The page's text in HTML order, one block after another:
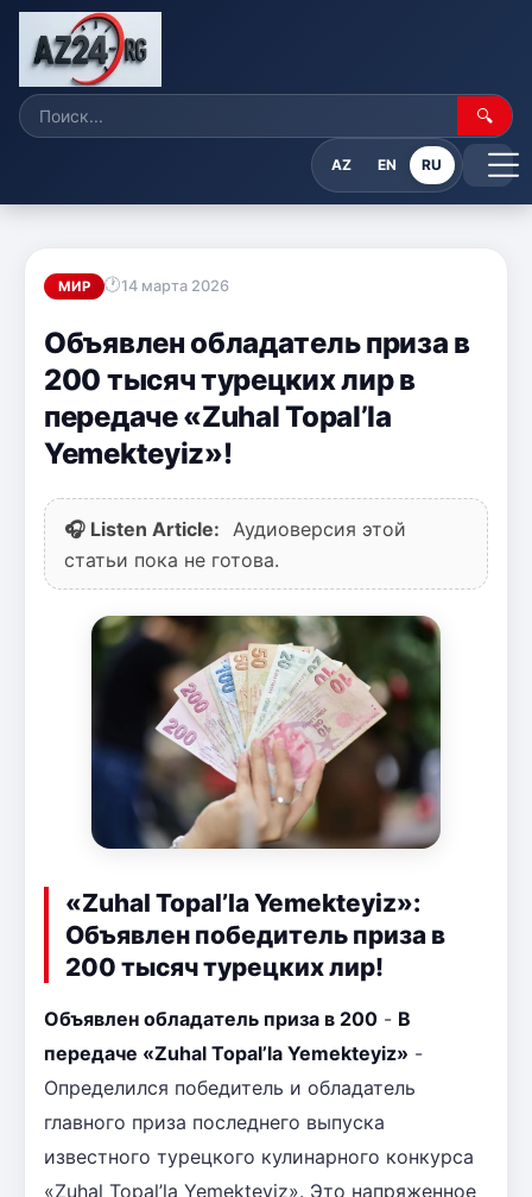
🔍
AZ EN RU
МИР 14 марта 2026
Объявлен обладатель приза в
200 тысяч турецких лир в
передаче «Zuhal Topal’la
Yemekteyiz»!
🎧 Listen Article:
Аудиоверсия этой
статьи пока не готова.
«Zuhal Topal’la Yemekteyiz»:
Объявлен победитель приза в
200 тысяч турецких лир!
Объявлен обладатель приза в 200 - В
передаче «Zuhal Topal’la Yemekteyiz» -
Определился победитель и обладатель
главного приза последнего выпуска
известного турецкого кулинарного конкурса
«Zuhal Topal’la Yemekteyiz». Это напряженное